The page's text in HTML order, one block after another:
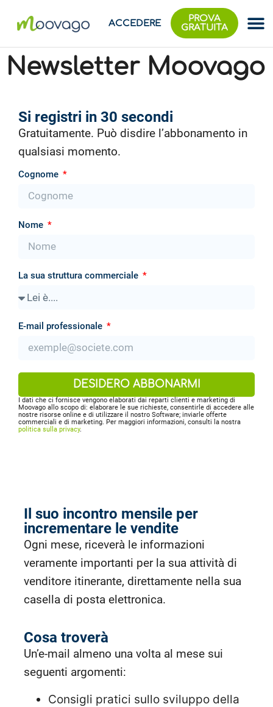
ACCEDERE
PROVA
GRATUITA
Newsletter Moovago
Il suo incontro mensile per
incrementare le vendite
Ogni mese, riceverà le informazioni
veramente importanti per la sua attività di
venditore itinerante, direttamente nella sua
casella di posta elettronica.
Cosa troverà
Un’e-mail almeno una volta al mese sui
seguenti argomenti:
Consigli pratici sullo sviluppo della
Si registri in 30 secondi
Gratuitamente. Può disdire l’abbonamento in
qualsiasi momento.
Cognome
Nome
La sua struttura commerciale
E-mail professionale
DESIDERO ABBONARMI
I dati che ci fornisce vengono elaborati dai reparti clienti e marketing di
Moovago allo scopo di: elaborare le sue richieste, consentirle di accedere alle
nostre risorse online e di utilizzare il nostro Software; inviarle offerte
commerciali e di marketing. Per maggiori informazioni, consulti la nostra
politica sulla privacy.